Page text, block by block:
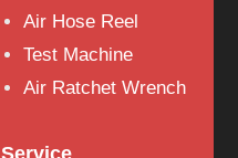
Air Hose Reel
Test Machine
Air Ratchet Wrench
Service